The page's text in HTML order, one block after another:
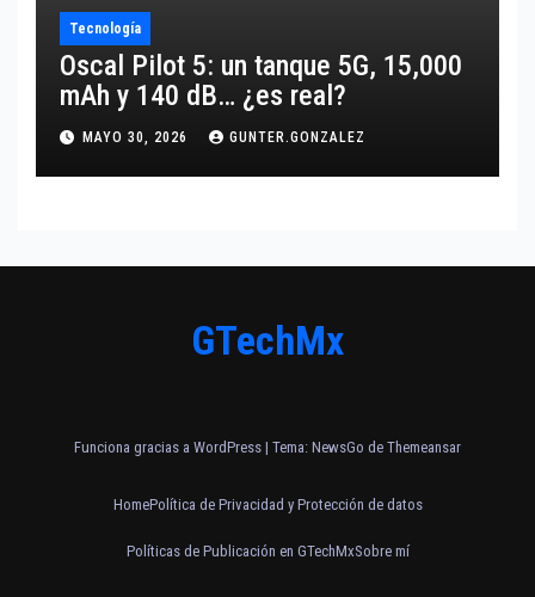
Tecnología
Oscal Pilot 5: un tanque 5G, 15,000
mAh y 140 dB… ¿es real?
MAYO 30, 2026 GUNTER.GONZALEZ
GTechMx
Funciona gracias a WordPress | Tema: NewsGo de Themeansar
HomePolítica de Privacidad y Protección de datos
Políticas de Publicación en GTechMxSobre mí